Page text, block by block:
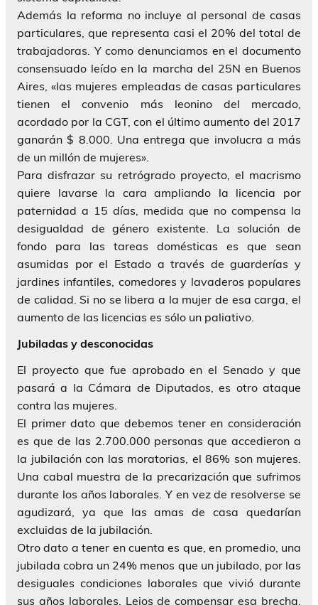
Además la reforma no incluye al personal de casas
particulares, que representa casi el 20% del total de
trabajadoras. Y como denunciamos en el documento
consensuado leído en la marcha del 25N en Buenos
Aires, «las mujeres empleadas de casas particulares
tienen el convenio más leonino del mercado,
acordado por la CGT, con el último aumento del 2017
ganarán $ 8.000. Una entrega que involucra a más
de un millón de mujeres».
Para disfrazar su retrógrado proyecto, el macrismo
quiere lavarse la cara ampliando la licencia por
paternidad a 15 días, medida que no compensa la
desigualdad de género existente. La solución de
fondo para las tareas domésticas es que sean
asumidas por el Estado a través de guarderías y
jardines infantiles, comedores y lavaderos populares
de calidad. Si no se libera a la mujer de esa carga, el
aumento de las licencias es sólo un paliativo.
Jubiladas y desconocidas
El proyecto que fue aprobado en el Senado y que
pasará a la Cámara de Diputados, es otro ataque
contra las mujeres.
El primer dato que debemos tener en consideración
es que de las 2.700.000 personas que accedieron a
la jubilación con las moratorias, el 86% son mujeres.
Una cabal muestra de la precarización que sufrimos
durante los años laborales. Y en vez de resolverse se
agudizará, ya que las amas de casa quedarían
excluidas de la jubilación.
Otro dato a tener en cuenta es que, en promedio, una
jubilada cobra un 24% menos que un jubilado, por las
desiguales condiciones laborales que vivió durante
sus años laborales. Lejos de compensar esa brecha,